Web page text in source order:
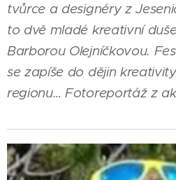
tvůrce a designéry z
to dvě mladé kreativní
Barborou Olejníčkovou.
se zapíše do dějin kreativity
regionu… Fotoreportáž z